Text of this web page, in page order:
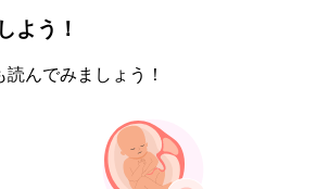
よう！
んでみましょう！